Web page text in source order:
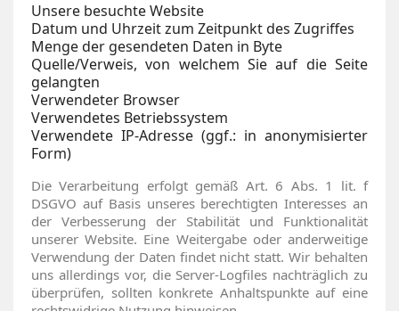
Unsere besuchte Website
Datum und Uhrzeit zum Zeitpunkt des Zugriffes
Menge der gesendeten Daten in Byte
Quelle/Verweis, von welchem Sie auf die Seite
gelangten
Verwendeter Browser
Verwendetes Betriebssystem
Verwendete IP-Adresse (ggf.: in anonymisierter
Form)
Die Verarbeitung erfolgt gemäß Art. 6 Abs. 1 lit. f
DSGVO auf Basis unseres berechtigten Interesses an
der Verbesserung der Stabilität und Funktionalität
unserer Website. Eine Weitergabe oder anderweitige
Verwendung der Daten findet nicht statt. Wir behalten
uns allerdings vor, die Server-Logfiles nachträglich zu
überprüfen, sollten konkrete Anhaltspunkte auf eine